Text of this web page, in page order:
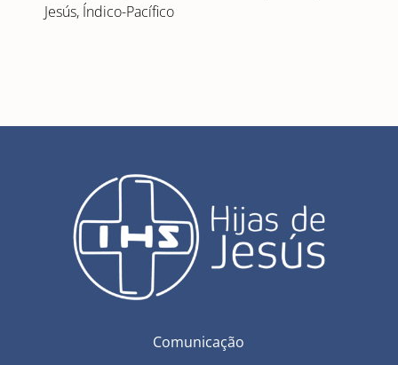
Jesús, Índico-Pacífico
Comunicação